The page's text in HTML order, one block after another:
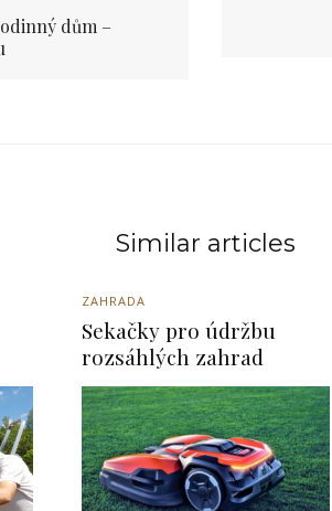
dům –
Similar articles
ZAHRADA
Sekačky pro údržbu
rozsáhlých zahrad